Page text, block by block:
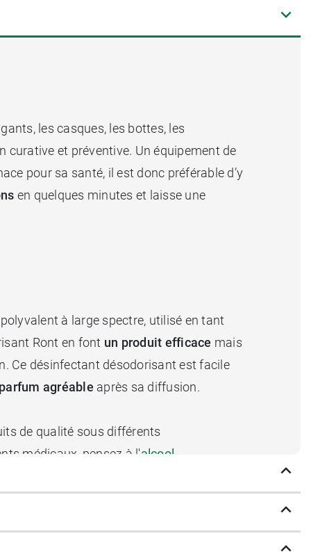
les casques, les bottes, les
et préventive. Un équipement de
pour sa santé, il est donc préférable d’y
en quelques minutes et laisse une
à large spectre, utilisé en tant
Ront en font un produit efficace mais
Ce désinfectant désodorisant est facile
agréable après sa diffusion.
de qualité sous différents
médicaux, pensez à l'alcool